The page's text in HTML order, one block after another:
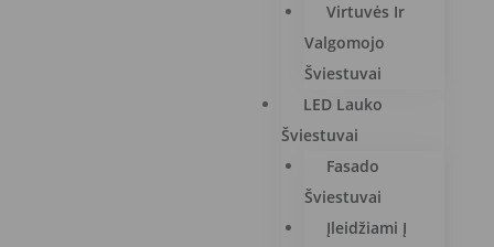
Virtuvės Ir
Valgomojo
Šviestuvai
LED Lauko
Šviestuvai
Fasado
Šviestuvai
Įleidžiami Į